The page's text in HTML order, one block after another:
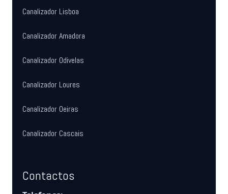
Canalizador Lisboa
Canalizador Amadora
Canalizador Odivelas
Canalizador Loures
Canalizador Oeiras
Canalizador Cascais
Contactos